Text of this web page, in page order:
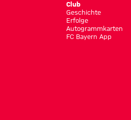
Club
Geschichte
Erfolge
Autogrammkarten
FC Bayern App